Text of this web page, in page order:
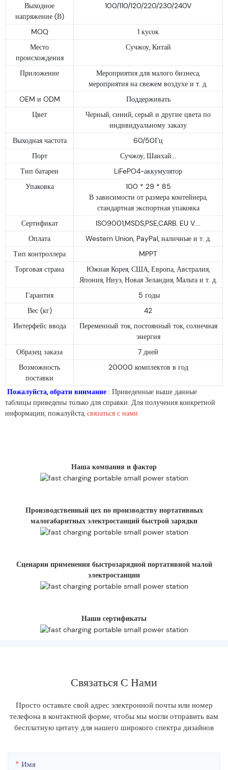
Выходное
напряжение (В)
100/110/120/220/230/240V
MOQ
1 кусок
Место
происхождения
Сучжоу, Китай
Приложение
Мероприятия для малого бизнеса,
мероприятия на свежем воздухе и т. д.
OEM и ODM
Поддерживать
Цвет
Черный, синий, серый и другие цвета по
индивидуальному заказу
Выходная частота
60/50Гц
Порт
Сучжоу, Шанхай...
Тип батареи
LiFePO4-аккумулятор
Упаковка
100 * 29 * 85
В зависимости от размера контейнера,
стандартная экспортная упаковка
Сертификат
ISO9001,MSDS,PSE,CARB. EU V....
Оплата
Western Union, PayPal, наличные и т. д.
Тип контроллера
MPPT
Торговая страна
Южная Корея, США, Европа, Австралия,
Япония, Ниуэ, Новая Зеландия, Мальта и т. д.
Гарантия
5 годы
Вес (кг)
42
Интерфейс ввода
Переменный ток, постоянный ток, солнечная
энергия
Образец заказа
7 дней
Возможность
поставки
20000 комплектов в год
Пожалуйста, обрати внимание : Приведенные выше данные
таблицы приведены только для справки. Для получения конкретной
информации, пожалуйста, связаться с нами
Наша компания и фактор
Производственный цех по производству портативных
малогабаритных электростанций быстрой зарядки
Сценарии применения быстрозарядной портативной малой
электростанции
Наши сертификаты
Связаться С Нами
Просто оставьте свой адрес электронной почты или номер
телефона в контактной форме, чтобы мы могли отправить вам
бесплатную цитату для нашего широкого спектра дизайнов
Имя